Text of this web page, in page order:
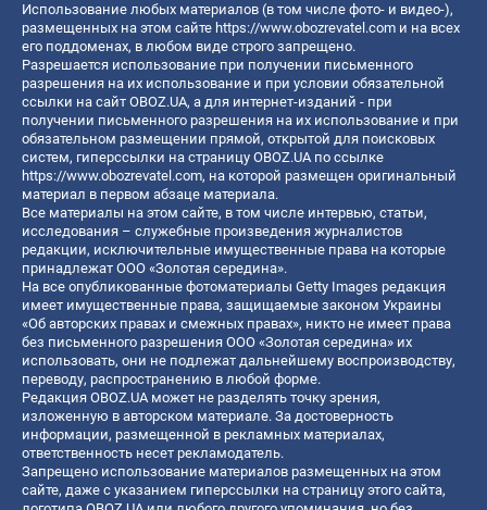
Использование любых материалов (в том числе фото- и видео-),
размещенных на этом сайте https://www.obozrevatel.com и на всех
его поддоменах, в любом виде строго запрещено.
Разрешается использование при получении письменного
разрешения на их использование и при условии обязательной
ссылки на сайт OBOZ.UA, а для интернет-изданий - при
получении письменного разрешения на их использование и при
обязательном размещении прямой, открытой для поисковых
систем, гиперссылки на страницу OBOZ.UA по ссылке
https://www.obozrevatel.com, на которой размещен оригинальный
материал в первом абзаце материала.
Все материалы на этом сайте, в том числе интервью, статьи,
исследования – служебные произведения журналистов
редакции, исключительные имущественные права на которые
принадлежат ООО «Золотая середина».
На все опубликованные фотоматериалы Getty Images редакция
имеет имущественные права, защищаемые законом Украины
«Об авторских правах и смежных правах», никто не имеет права
без письменного разрешения ООО «Золотая середина» их
использовать, они не подлежат дальнейшему воспроизводству,
переводу, распространению в любой форме.
Редакция OBOZ.UA может не разделять точку зрения,
изложенную в авторском материале. За достоверность
информации, размещенной в рекламных материалах,
ответственность несет рекламодатель.
Запрещено использование материалов размещенных на этом
сайте, даже с указанием гиперссылки на страницу этого сайта,